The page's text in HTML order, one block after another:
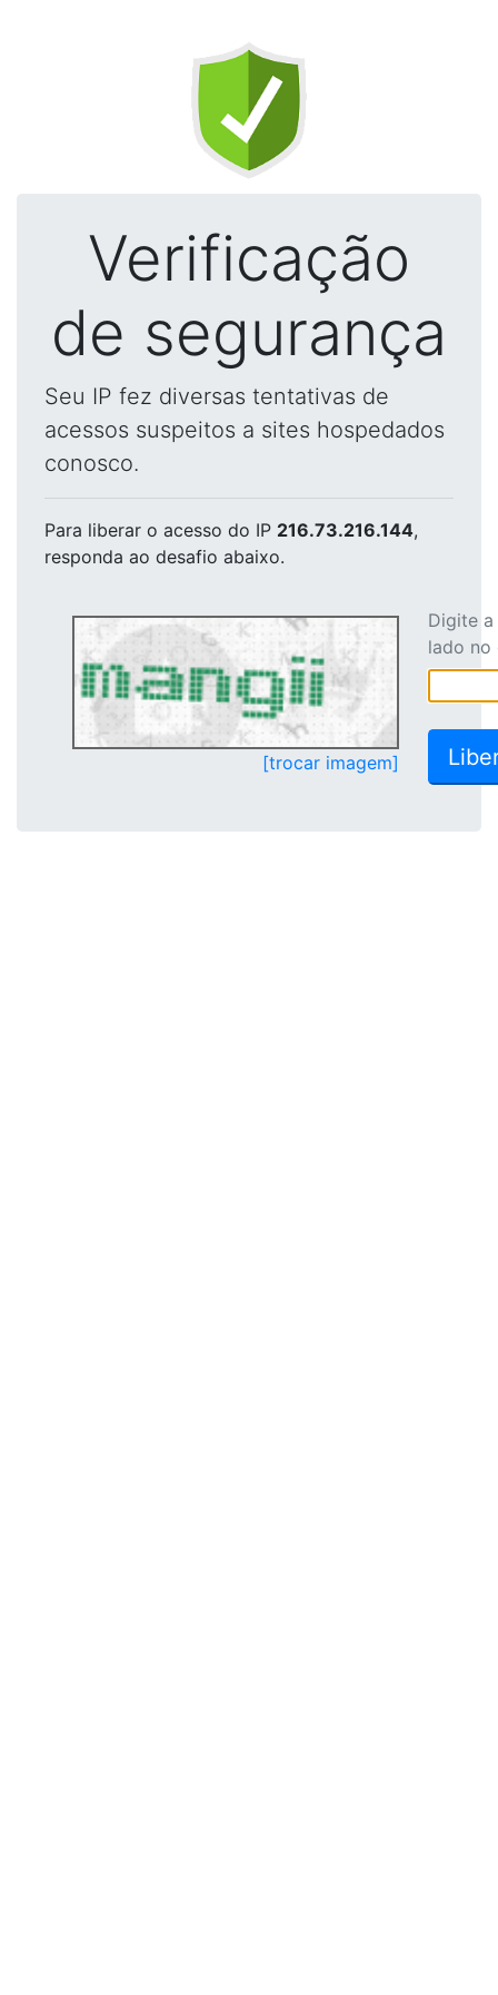
Verificação
de segurança
Seu IP fez diversas tentativas de
acessos suspeitos a sites hospedados
conosco.
Para liberar o acesso do IP 216.73.216.144,
responda ao desafio abaixo.
[trocar imagem]
Digite
lado no